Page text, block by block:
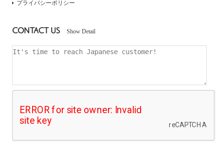
プライバシーポリシー
CONTACT US Show Detail